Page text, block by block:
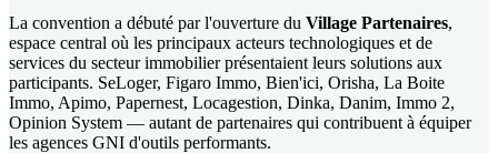
La convention a débuté par l'ouverture du Village Partenaires,
espace central où les principaux acteurs technologiques et de
services du secteur immobilier présentaient leurs solutions aux
participants. SeLoger, Figaro Immo, Bien'ici, Orisha, La Boite
Immo, Apimo, Papernest, Locagestion, Dinka, Danim, Immo 2,
Opinion System — autant de partenaires qui contribuent à équiper
les agences GNI d'outils performants.